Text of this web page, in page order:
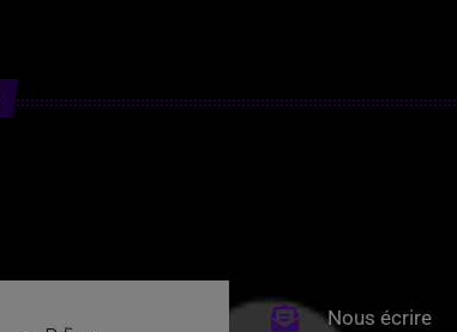
Nous écrire